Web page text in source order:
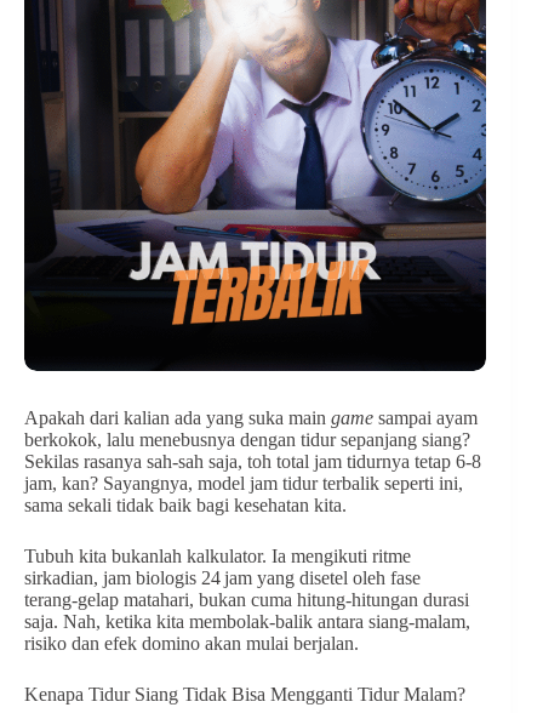
Apakah dari kalian ada yang suka main game sampai ayam
berkokok, lalu menebusnya dengan tidur sepanjang siang?
Sekilas rasanya sah‑sah saja, toh total jam tidurnya tetap 6-8
jam, kan? Sayangnya, model jam tidur terbalik seperti ini,
sama sekali tidak baik bagi kesehatan kita.
Tubuh kita bukanlah kalkulator. Ia mengikuti ritme
sirkadian, jam biologis 24 jam yang disetel oleh fase
terang‑gelap matahari, bukan cuma hitung‑hitungan durasi
saja. Nah, ketika kita membolak-balik antara siang‑malam,
risiko dan efek domino akan mulai berjalan.
Kenapa Tidur Siang Tidak Bisa Mengganti Tidur Malam?